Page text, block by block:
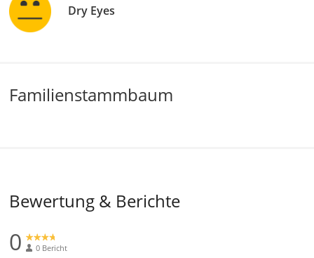
Dry Eyes
Familienstammbaum
Bewertung & Berichte
0 0 Bericht